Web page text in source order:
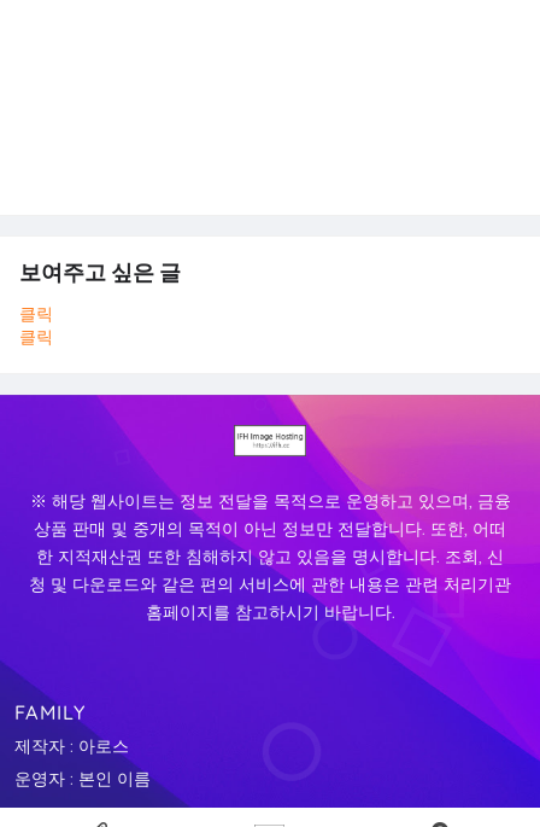
보여주고 싶은 글
클릭
클릭
※ 해당 웹사이트는 정보 전달을 목적으로 운영하고 있으며, 금융
상품 판매 및 중개의 목적이 아닌 정보만 전달합니다. 또한, 어떠
한 지적재산권 또한 침해하지 않고 있음을 명시합니다. 조회, 신
청 및 다운로드와 같은 편의 서비스에 관한 내용은 관련 처리기관
홈페이지를 참고하시기 바랍니다.
FAMILY
제작자 : 아로스
운영자 : 본인 이름